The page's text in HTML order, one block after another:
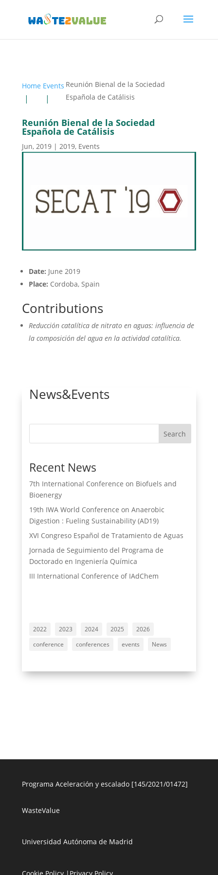
Home Events Reunión Bienal de la Sociedad
Española de Catálisis
Reunión Bienal de la Sociedad
Española de Catálisis
Jun, 2019| 2019, Events
Date: June 2019
Place: Cordoba, Spain
Contributions
Reducción catalítica de nitrato en aguas: influencia de
la composición del agua en la actividad catalítica.
News&Events
Search
Recent News
7th International Conference on Biofuels and
Bioenergy
19th IWA World Conference on Anaerobic
Digestion : Fueling Sustainability (AD19)
XVI Congreso Español de Tratamiento de Aguas
Jornada de Seguimiento del Programa de
Doctorado en Ingeniería Química
III International Conference of IAdChem
2022 2023 2024 2025
2026
conference
conferences events News
Programa Aceleración y escalado [145/2021/01472]
WasteValue
Universidad Autónoma de Madrid
Cookie Policy| Privacy Policy